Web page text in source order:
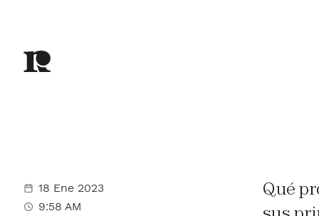
18 Ene 2023
Qué
9:58 AM